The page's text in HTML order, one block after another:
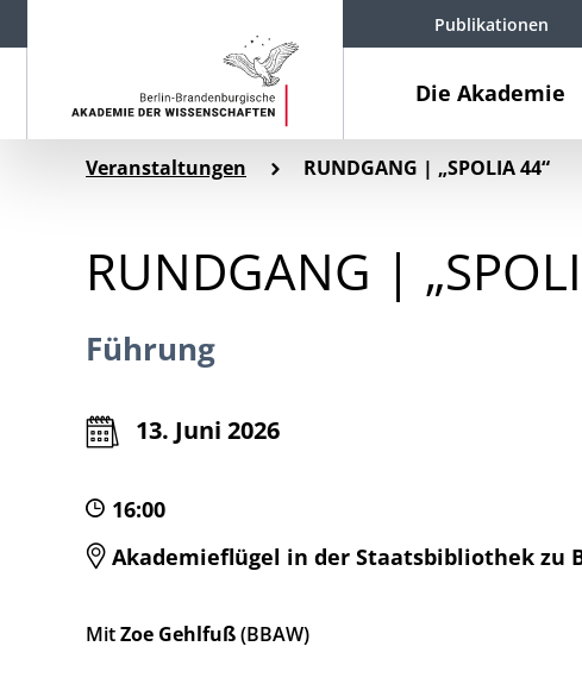
Die Akademie
Publikationen
Veranstaltungen RUNDGANG | „SPOLIA 44“
RUNDGANG |
Führung
13. Juni 2026
16:00
Akademieflügel in der Staatsbibliothek zu
MitZoe Gehlfuß(BBAW)